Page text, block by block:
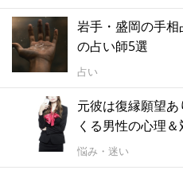
岩手・盛岡の手
の占い師5選
占い
元彼は復縁願望
くる男性の心理
悩み・迷い